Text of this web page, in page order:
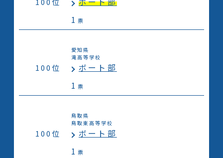
1 票
100位
愛知県
滝高等学校
ボート部
1 票
100位
鳥取県
鳥取東高等学校
ボート部
1 票